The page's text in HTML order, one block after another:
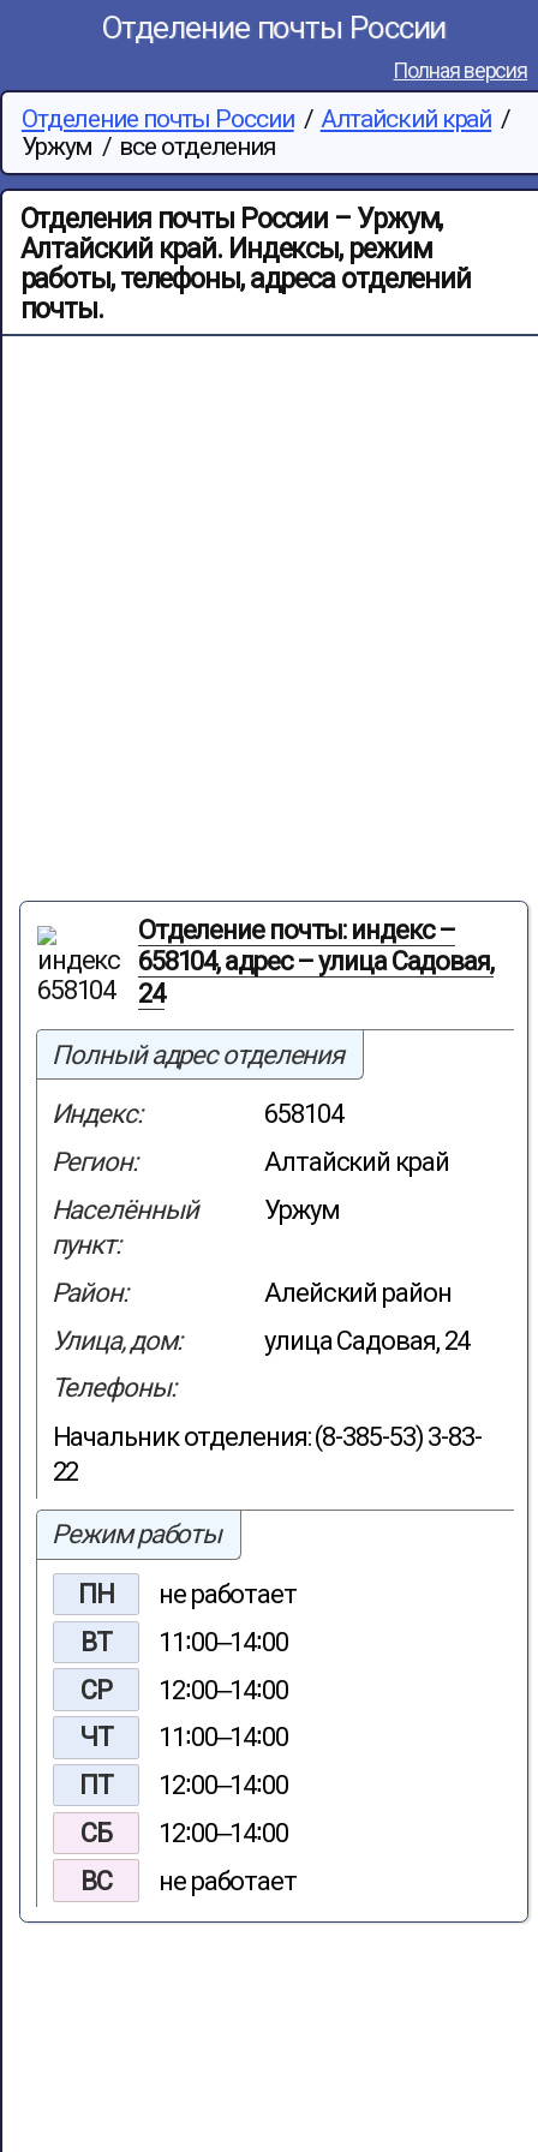
Отделение почты России
Полная версия
Отделение почты России / Алтайский край /
Уржум / все отделения
Отделения почты России – Уржум,
Алтайский край. Индексы, режим
работы, телефоны, адреса отделений
почты.
Отделение почты: индекс –
658104, адрес – улица Садовая,
24
Полный адрес отделения
Индекс:
658104
Регион:
Алтайский край
Населённый
пункт:
Уржум
Район:
Алейский район
Улица, дом:
улица Садовая, 24
Телефоны:
Начальник отделения: (8-385-53) 3-83-
22
Режим работы
ПН
не работает
ВТ
11∶00‒14∶00
СР
12∶00‒14∶00
ЧТ
11∶00‒14∶00
ПТ
12∶00‒14∶00
СБ
12∶00‒14∶00
ВС
не работает